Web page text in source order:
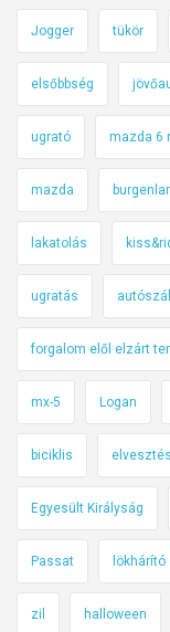
Jogger tükör
elsőbbség
ugrató mazda 6
mazda
lakatolás
ugratás
forgalom elől elzárt
mx-5 Logan
biciklis elvesztés
Egyesült Királyság
Passat lökhárító
zil halloween